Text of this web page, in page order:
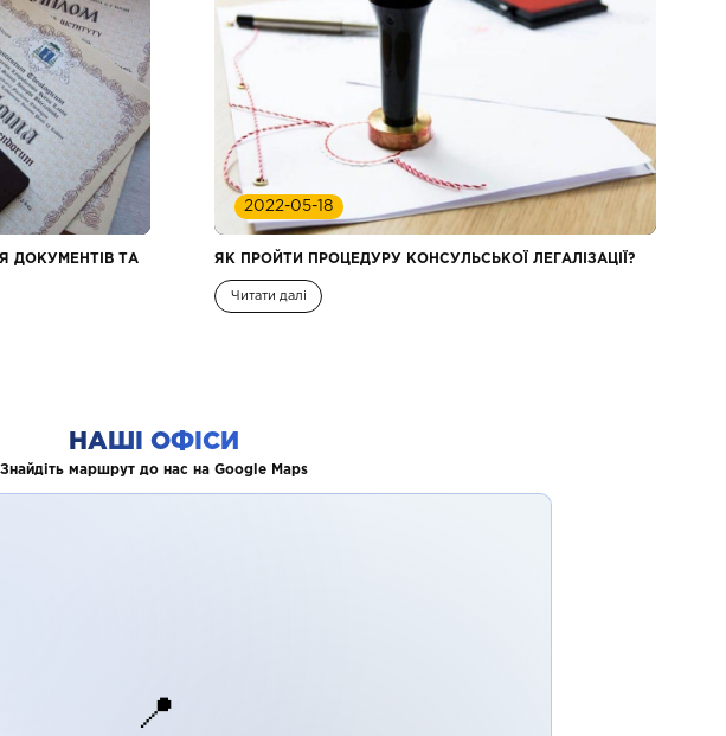
ДОКУМЕНТІВ ТА
2022-05-18
ЯК ПРОЙТИ ПРОЦЕДУРУ КОНСУЛЬСЬКОЇ ЛЕГАЛІЗАЦІЇ?
Читати далі
НАШІ ОФІСИ
Знайдіть маршрут до нас на Google Maps
📍